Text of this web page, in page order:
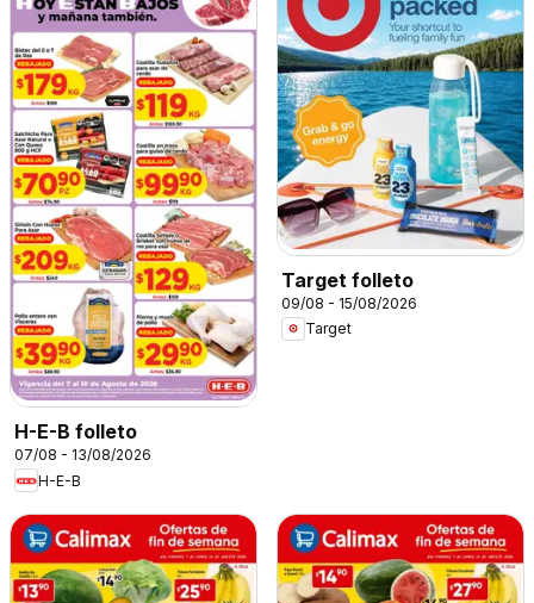
H-E-B folleto
07/08 - 13/08/2026
H-E-B
Target folleto
09/08 - 15/08/2026
Target